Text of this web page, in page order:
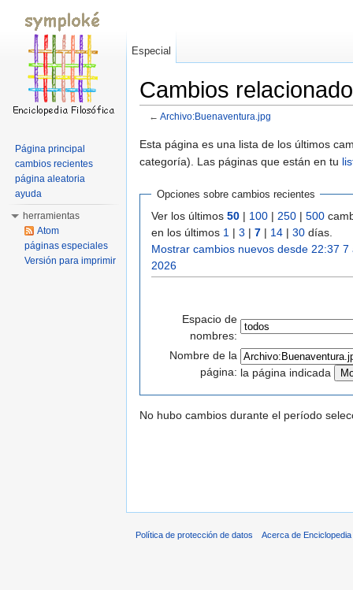
Cambios
← Archivo:Buenaventura.jpg
Esta página es una lista de los últimos
categoría). Las páginas que están en tu
Opciones sobre cambios recientes
Ver los últimos 50 | 100 | 250 | 500
en los últimos 1 | 3 | 7 | 14 | 30 días.
Mostrar cambios nuevos desde 22:37 7
2026
Espacio de
nombres:
Nombre de la
página: la página indicada
No hubo cambios durante el período
Especial
Página principal
cambios recientes
página aleatoria
ayuda
herramientas
Atom
páginas especiales
Versión para imprimir
Política de protección de datos Acerca de